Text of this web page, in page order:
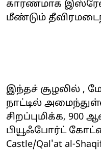
காரணமாக
மீண்டும்
இந்தச் சூழலில் ,
நாட்டில்
சிறப்புமிக்க,
பியூஃபோர்ட்
Castle/Qal'at al-